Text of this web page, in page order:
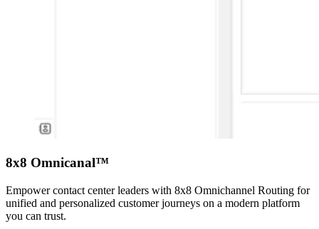
8x8 Omnicanal™
Empower contact center leaders with 8x8 Omnichannel Routing for
unified and personalized customer journeys on a modern platform
you can trust.